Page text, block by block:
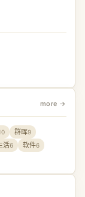
more →
群晖9
活6 软件6